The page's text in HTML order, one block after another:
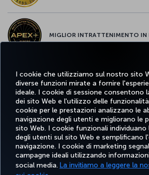
I cookie che utilizziamo sul nostro sito
diverse funzioni mirate a fornire
ideale. I cookie di sessione consentono
dei sito Web e l'utilizzo delle
cookie per le prestazioni analizzano le
navigazione degli utenti e migliorano le
sito Web. I cookie funzionali individuano
degli utenti sul sito Web e semplificano
navigazione. I cookie di marketing
campagne ideali utilizzando
social media. La invitiamo a leggere la
MIGLIOR INTRATTENIMENTO IN
MIGLIOR WI-FI D'EUROPA
Facebook
TwitterInstagram
PRENOTARE
E GESTIRE
SCOPRI
OFFERTE E
DESTINAZIONI